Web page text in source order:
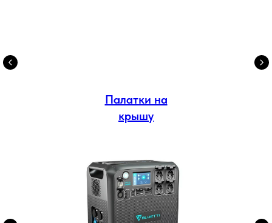
Палатки на
крышу